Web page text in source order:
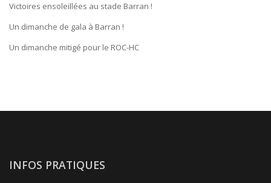
Victoires ensoleillées au stade Barran !
Un dimanche de gala à Barran !
Un dimanche mitigé pour le ROC-HC
INFOS PRATIQUES